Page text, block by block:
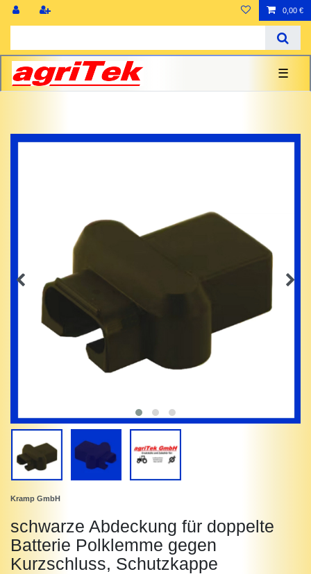
0,00 €
☰
Kramp GmbH
schwarze Abdeckung für doppelte
Batterie Polklemme gegen
Kurzschluss, Schutzkappe